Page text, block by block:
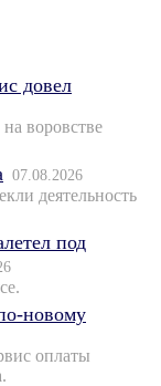
довел
воровстве
07.08.2026
деятельность
под
новому
оплаты